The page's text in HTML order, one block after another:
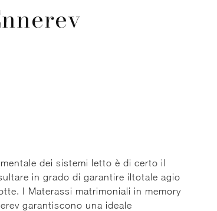
dei sistemi letto è di certo il
in grado di garantire iltotale agio
I Materassi matrimoniali in memory
garantiscono una ideale